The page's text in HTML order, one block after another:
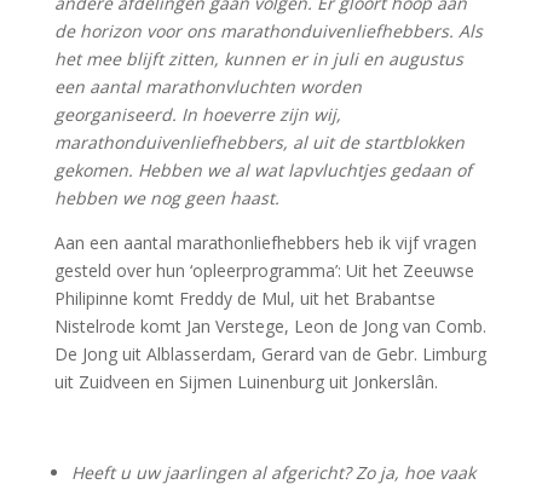
de horizon voor ons marathonduivenliefhebbers. Als
het mee blijft zitten, kunnen er in juli en augustus
een aantal marathonvluchten worden
georganiseerd. In hoeverre zijn wij,
marathonduivenliefhebbers, al uit de startblokken
gekomen. Hebben we al wat lapvluchtjes gedaan of
hebben we nog geen haast.
Aan een aantal marathonliefhebbers heb ik vijf vragen
gesteld over hun ‘opleerprogramma’: Uit het Zeeuwse
Philipinne komt Freddy de Mul, uit het Brabantse
Nistelrode komt Jan Verstege, Leon de Jong van Comb.
De Jong uit Alblasserdam, Gerard van de Gebr. Limburg
uit Zuidveen en Sijmen Luinenburg uit Jonkerslân.
Heeft u uw jaarlingen al afgericht? Zo ja, hoe vaak